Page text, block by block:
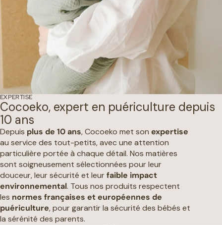
EXPERTISE
Cocoeko, expert en puériculture depuis
10 ans
Depuis plus de 10 ans, Cocoeko met son expertise
au service des tout-petits, avec une attention
particulière portée à chaque détail. Nos matières
sont soigneusement sélectionnées pour leur
douceur, leur sécurité et leurfaible impact
environnemental. Tous nos produits respectent
les normes françaises et européennes de
puériculture, pour garantir la sécurité des bébés et
la sérénité des parents.